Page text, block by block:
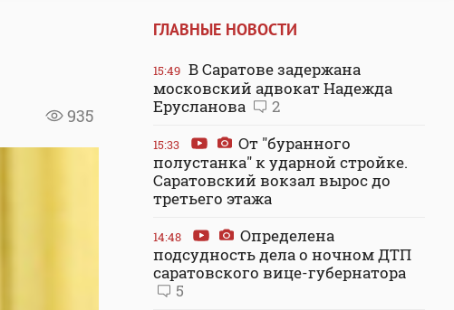
935
ГЛАВНЫЕ НОВОСТИ
15:49 В Саратове задержана
московский адвокат Надежда
Ерусланова
2
15:33
От "буранного
полустанка" к ударной стройке.
Саратовский вокзал вырос до
третьего этажа
14:48
Определена
подсудность дела о ночном ДТП
саратовского вице-губернатора
5